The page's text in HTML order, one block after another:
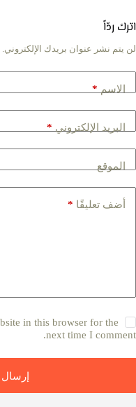
اترك ردّاً
لن يتم نشر عنوان بريدك الإلكتروني.
الاسم *
البريد الإلكتروني *
الموقع
أضف تعليقًا *
in this browser for the
next time I comment.
إرسال